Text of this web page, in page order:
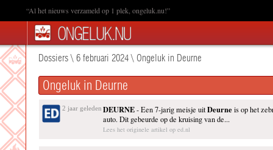
“Al het nieuws verzameld op 1 plek, ongeluk.nu!”
Dossiers\ 6 februari 2024\ Ongeluk in Deurne
Ongeluk in Deurne
2 jaar geleden DEURNE- Een 7-jarig meisje uitDeurneis op het
auto. Dit gebeurde op de kruising van de...
Lees het originele artikel op ed.nl